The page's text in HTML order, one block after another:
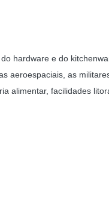
hardware e do
aeroespaciais, as
alimentar, facilidades